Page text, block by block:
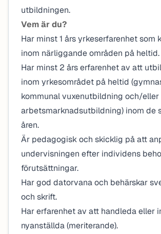
utbildningen.
Vem är du?
Har minst 1 års yrkeserfarenhet som
inom närliggande områden på heltid.
Har minst 2 års erfarenhet av att
inom yrkesområdet på heltid
kommunal vuxenutbildning och/eller
arbetsmarknadsutbildning) inom de
åren.
Är pedagogisk och skicklig på att
undervisningen efter individens
förutsättningar.
Har god datorvana och behärskar
och skrift.
Har erfarenhet av att handleda eller
nyanställda (meriterande).